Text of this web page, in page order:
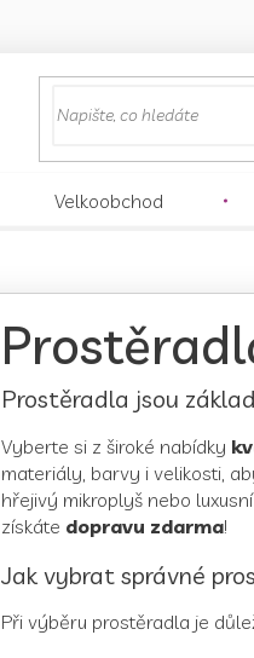
Velkoobchod
Prostěradla jsou
Vyberte si z široké nabídky
materiály, barvy i velikosti,
hřejivý mikroplyš nebo
získáte dopravu zdarma!
Jak vybrat správné
Při výběru prostěradla je